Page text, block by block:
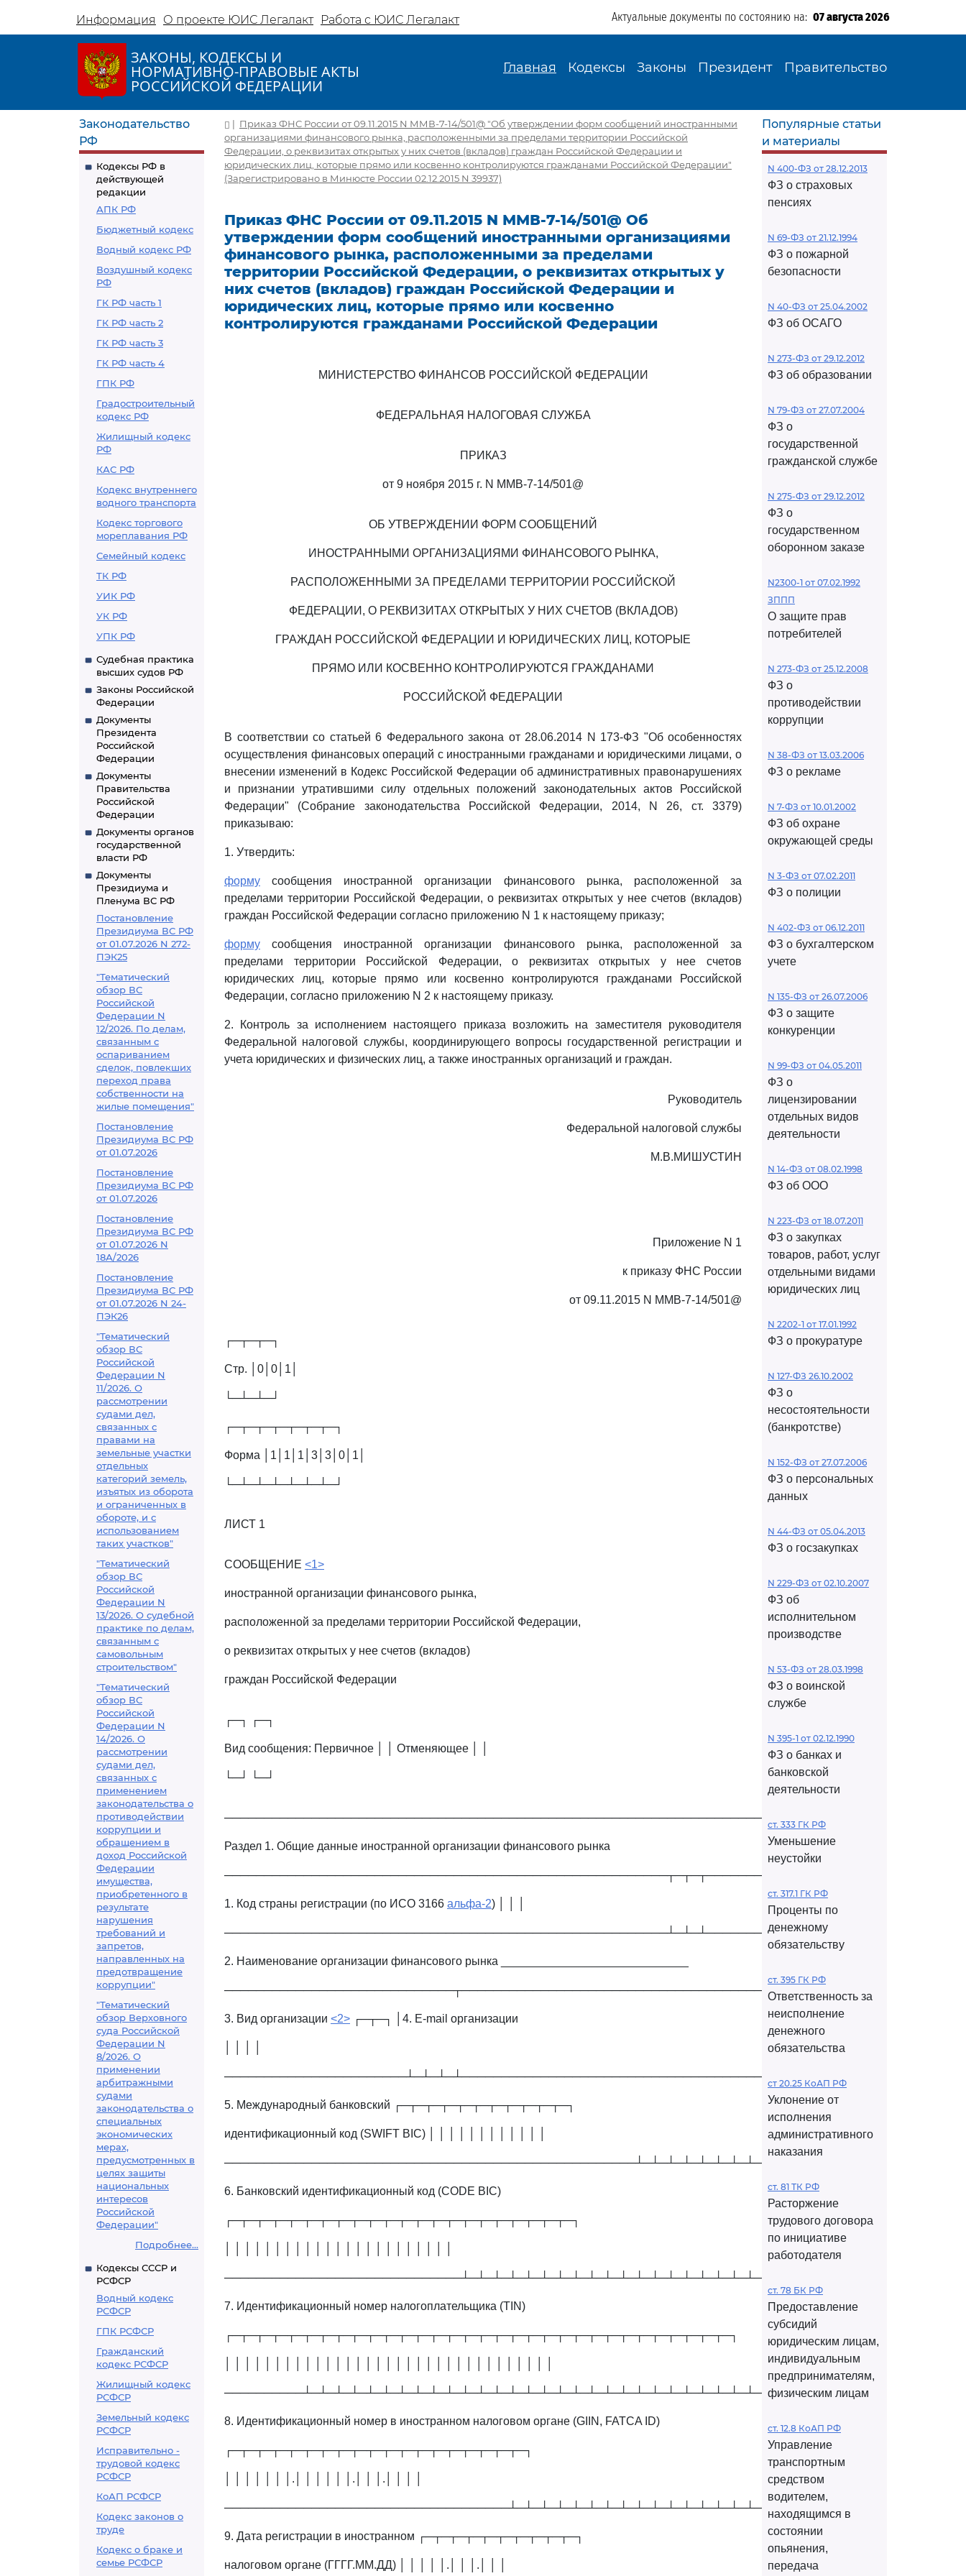
Информация О проекте ЮИС Легалакт Работа с ЮИС Легалакт Актуальные документы по состоянию на: 07 августа 2026
ЗАКОНЫ, КОДЕКСЫ И
НОРМАТИВНО-ПРАВОВЫЕ АКТЫ
РОССИЙСКОЙ ФЕДЕРАЦИИ
Главная Кодексы Законы Президент Правительство
Законодательство
РФ
Кодексы РФ в
действующей
редакции
АПК РФ
Бюджетный кодекс
Водный кодекс РФ
Воздушный кодекс
РФ
ГК РФ часть 1
ГК РФ часть 2
ГК РФ часть 3
ГК РФ часть 4
ГПК РФ
Градостроительный
кодекс РФ
Жилищный кодекс
РФ
КАС РФ
Кодекс внутреннего
водного транспорта
Кодекс торгового
мореплавания РФ
Семейный кодекс
ТК РФ
УИК РФ
УК РФ
УПК РФ
Судебная практика
высших судов РФ
Законы Российской
Федерации
Документы
Президента
Российской
Федерации
Документы
Правительства
Российской
Федерации
Документы органов
государственной
власти РФ
Документы
Президиума и
Пленума ВС РФ
Постановление
Президиума ВС РФ
от 01.07.2026 N 272-
ПЭК25
"Тематический
обзор ВС
Российской
Федерации N
12/2026. По делам,
связанным с
оспариванием
сделок, повлекших
переход права
собственности на
жилые помещения"
Постановление
Президиума ВС РФ
от 01.07.2026
Постановление
Президиума ВС РФ
от 01.07.2026
Постановление
Президиума ВС РФ
от 01.07.2026 N
18А/2026
Постановление
Президиума ВС РФ
от 01.07.2026 N 24-
ПЭК26
"Тематический
обзор ВС
Российской
Федерации N
11/2026. О
рассмотрении
судами дел,
связанных с
правами на
земельные участки
отдельных
категорий земель,
изъятых из оборота
и ограниченных в
обороте, и с
использованием
таких участков"
"Тематический
обзор ВС
Российской
Федерации N
13/2026. О судебной
практике по делам,
связанным с
самовольным
строительством"
"Тематический
обзор ВС
Российской
Федерации N
14/2026. О
рассмотрении
судами дел,
связанных с
применением
законодательства о
противодействии
коррупции и
обращением в
доход Российской
Федерации
имущества,
приобретенного в
результате
нарушения
требований и
запретов,
направленных на
предотвращение
коррупции"
"Тематический
обзор Верховного
суда Российской
Федерации N
8/2026. О
применении
арбитражными
судами
законодательства о
специальных
экономических
мерах,
предусмотренных в
целях защиты
национальных
интересов
Российской
Федерации"
Подробнее...
Кодексы СССР и
РСФСР
Водный кодекс
РСФСР
ГПК РСФСР
Гражданский
кодекс РСФСР
Жилищный кодекс
РСФСР
Земельный кодекс
РСФСР
Исправительно -
трудовой кодекс
РСФСР
КоАП РСФСР
Кодекс законов о
труде
Кодекс о браке и
семье РСФСР
| Приказ ФНС России от 09.11.2015 N ММВ-7-14/501@ "Об утверждении форм сообщений иностранными
организациями финансового рынка, расположенными за пределами территории Российской
Федерации, о реквизитах открытых у них счетов (вкладов) граждан Российской Федерации и
юридических лиц, которые прямо или косвенно контролируются гражданами Российской Федерации"
(Зарегистрировано в Минюсте России 02.12.2015 N 39937)
Приказ ФНС России от 09.11.2015 N ММВ-7-14/501@ Об
утверждении форм сообщений иностранными организациями
финансового рынка, расположенными за пределами
территории Российской Федерации, о реквизитах открытых у
них счетов (вкладов) граждан Российской Федерации и
юридических лиц, которые прямо или косвенно
контролируются гражданами Российской Федерации
МИНИСТЕРСТВО ФИНАНСОВ РОССИЙСКОЙ ФЕДЕРАЦИИ
ФЕДЕРАЛЬНАЯ НАЛОГОВАЯ СЛУЖБА
ПРИКАЗ
от 9 ноября 2015 г. N ММВ-7-14/501@
ОБ УТВЕРЖДЕНИИ ФОРМ СООБЩЕНИЙ
ИНОСТРАННЫМИ ОРГАНИЗАЦИЯМИ ФИНАНСОВОГО РЫНКА,
РАСПОЛОЖЕННЫМИ ЗА ПРЕДЕЛАМИ ТЕРРИТОРИИ РОССИЙСКОЙ
ФЕДЕРАЦИИ, О РЕКВИЗИТАХ ОТКРЫТЫХ У НИХ СЧЕТОВ (ВКЛАДОВ)
ГРАЖДАН РОССИЙСКОЙ ФЕДЕРАЦИИ И ЮРИДИЧЕСКИХ ЛИЦ, КОТОРЫЕ
ПРЯМО ИЛИ КОСВЕННО КОНТРОЛИРУЮТСЯ ГРАЖДАНАМИ
РОССИЙСКОЙ ФЕДЕРАЦИИ
В соответствии со статьей 6 Федерального закона от 28.06.2014 N 173-ФЗ "Об особенностях
осуществления финансовых операций с иностранными гражданами и юридическими лицами, о
внесении изменений в Кодекс Российской Федерации об административных правонарушениях
и признании утратившими силу отдельных положений законодательных актов Российской
Федерации" (Собрание законодательства Российской Федерации, 2014, N 26, ст. 3379)
приказываю:
1. Утвердить:
форму сообщения иностранной организации финансового рынка, расположенной за
пределами территории Российской Федерации, о реквизитах открытых у нее счетов (вкладов)
граждан Российской Федерации согласно приложению N 1 к настоящему приказу;
форму сообщения иностранной организации финансового рынка, расположенной за
пределами территории Российской Федерации, о реквизитах открытых у нее счетов
юридических лиц, которые прямо или косвенно контролируются гражданами Российской
Федерации, согласно приложению N 2 к настоящему приказу.
2. Контроль за исполнением настоящего приказа возложить на заместителя руководителя
Федеральной налоговой службы, координирующего вопросы государственной регистрации и
учета юридических и физических лиц, а также иностранных организаций и граждан.
Руководитель
Федеральной налоговой службы
М.В.МИШУСТИН
Приложение N 1
к приказу ФНС России
от 09.11.2015 N ММВ-7-14/501@
┌─┬─┬─┐
Стр. │0│0│1│
└─┴─┴─┘
┌─┬─┬─┬─┬─┬─┬─┐
Форма │1│1│1│3│3│0│1│
└─┴─┴─┴─┴─┴─┴─┘
ЛИСТ 1
СООБЩЕНИЕ <1>
иностранной организации финансового рынка,
расположенной за пределами территории Российской Федерации,
о реквизитах открытых у нее счетов (вкладов)
граждан Российской Федерации
┌─┐ ┌─┐
Вид сообщения: Первичное │ │ Отменяющее │ │
└─┘ └─┘
───────────────────────────────────────────────────────────────────────────
Раздел 1. Общие данные иностранной организации финансового рынка
────────────────────────────────────────────────────────┬─┬─┬──────────────
1. Код страны регистрации (по ИСО 3166 альфа-2) │ │ │
────────────────────────────────────────────────────────┴─┴─┴──────────────
2. Наименование организации финансового рынка _____________________________
─────────────────────────────┬─────────────────────────────────────────────
3. Вид организации <2> ┌─┬─┐ │4. E-mail организации
───────────────────────┴─┴─┴─┴─────────────────────────────────────────────
5. Международный банковский ┌─┬─┬─┬─┬─┬─┬─┬─┬─┬─┬─┐
идентификационный код (SWIFT BIC) │ │ │ │ │ │ │ │ │ │ │ │
────────────────────────────────────────────────────┴─┴─┴─┴─┴─┴─┴─┴─┴─┴─┴─┘
6. Банковский идентификационный код (CODE BIC)
┌─┬─┬─┬─┬─┬─┬─┬─┬─┬─┬─┬─┬─┬─┬─┬─┬─┬─┬─┬─┬─┬─┐
──────────────────────────────┴─┴─┴─┴─┴─┴─┴─┴─┴─┴─┴─┴─┴─┴─┴─┴─┴─┴─┴─┴─┴─┴─┘
7. Идентификационный номер налогоплательщика (TIN)
┌─┬─┬─┬─┬─┬─┬─┬─┬─┬─┬─┬─┬─┬─┬─┬─┬─┬─┬─┬─┬─┬─┬─┬─┬─┬─┬─┬─┬─┬─┬─┬─┐
──────────┴─┴─┴─┴─┴─┴─┴─┴─┴─┴─┴─┴─┴─┴─┴─┴─┴─┴─┴─┴─┴─┴─┴─┴─┴─┴─┴─┴─┴─┴─┴─┴─┘
8. Идентификационный номер в иностранном налоговом органе (GIIN, FATCA ID)
┌─┬─┬─┬─┬─┬─┬─┬─┬─┬─┬─┬─┬─┬─┬─┬─┬─┬─┬─┐
│ │ │ │ │ │ │.│ │ │ │ │ │.│ │ │.│ │ │ │
────────────────────────────────────┴─┴─┴─┴─┴─┴─┴─┴─┴─┴─┴─┴─┴─┴─┴─┴─┴─┴─┴─┘
9. Дата регистрации в иностранном ┌─┬─┬─┬─┬─┬─┬─┬─┬─┬─┐
налоговом органе (ГГГГ.ММ.ДД) │ │ │ │ │.│ │ │.│ │ │
Популярные статьи
и материалы
N 400-ФЗ от 28.12.2013
ФЗ о страховых
пенсиях
N 69-ФЗ от 21.12.1994
ФЗ о пожарной
безопасности
N 40-ФЗ от 25.04.2002
ФЗ об ОСАГО
N 273-ФЗ от 29.12.2012
ФЗ об образовании
N 79-ФЗ от 27.07.2004
ФЗ о
государственной
гражданской службе
N 275-ФЗ от 29.12.2012
ФЗ о
государственном
оборонном заказе
N2300-1 от 07.02.1992
ЗППП
О защите прав
потребителей
N 273-ФЗ от 25.12.2008
ФЗ о
противодействии
коррупции
N 38-ФЗ от 13.03.2006
ФЗ о рекламе
N 7-ФЗ от 10.01.2002
ФЗ об охране
окружающей среды
N 3-ФЗ от 07.02.2011
ФЗ о полиции
N 402-ФЗ от 06.12.2011
ФЗ о бухгалтерском
учете
N 135-ФЗ от 26.07.2006
ФЗ о защите
конкуренции
N 99-ФЗ от 04.05.2011
ФЗ о
лицензировании
отдельных видов
деятельности
N 14-ФЗ от 08.02.1998
ФЗ об ООО
N 223-ФЗ от 18.07.2011
ФЗ о закупках
товаров, работ, услуг
отдельными видами
юридических лиц
N 2202-1 от 17.01.1992
ФЗ о прокуратуре
N 127-ФЗ 26.10.2002
ФЗ о
несостоятельности
(банкротстве)
N 152-ФЗ от 27.07.2006
ФЗ о персональных
данных
N 44-ФЗ от 05.04.2013
ФЗ о госзакупках
N 229-ФЗ от 02.10.2007
ФЗ об
исполнительном
производстве
N 53-ФЗ от 28.03.1998
ФЗ о воинской
службе
N 395-1 от 02.12.1990
ФЗ о банках и
банковской
деятельности
ст. 333 ГК РФ
Уменьшение
неустойки
ст. 317.1 ГК РФ
Проценты по
денежному
обязательству
ст. 395 ГК РФ
Ответственность за
неисполнение
денежного
обязательства
ст 20.25 КоАП РФ
Уклонение от
исполнения
административного
наказания
ст. 81 ТК РФ
Расторжение
трудового договора
по инициативе
работодателя
ст. 78 БК РФ
Предоставление
субсидий
юридическим лицам,
индивидуальным
предпринимателям,
физическим лицам
ст. 12.8 КоАП РФ
Управление
транспортным
средством
водителем,
находящимся в
состоянии
опьянения,
передача